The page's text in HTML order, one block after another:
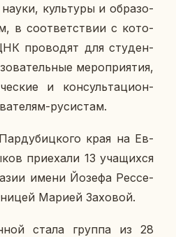
куль­ту­ры и об­ра­зо­
в со­от­вет­ствии с ко­то­
про­во­дят для сту­ден­
ме­ро­при­я­тия,
и кон­суль­та­ци­он­
ру­си­стам.
края на Ев­
при­е­ха­ли 13 уча­щих­ся
имени Йозефа Рес­се­
Марией За­хо­вой.
стала группа из 28